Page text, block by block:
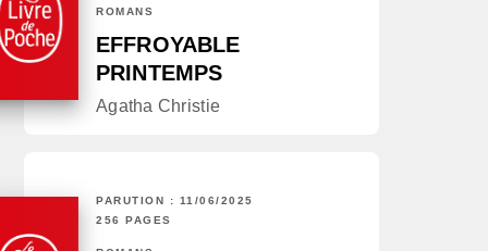
ROMANS
EFFROYABLE
PRINTEMPS
Agatha Christie
PARUTION : 11/06/2025
256 PAGES